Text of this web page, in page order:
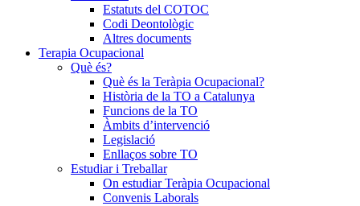
Estatuts del COTOC
Codi Deontològic
Altres documents
Terapia Ocupacional
Què és?
Què és la Teràpia Ocupacional?
Història de la TO a Catalunya
Funcions de la TO
Àmbits d’intervenció
Legislació
Enllaços sobre TO
Estudiar i Treballar
On estudiar Teràpia Ocupacional
Convenis Laborals